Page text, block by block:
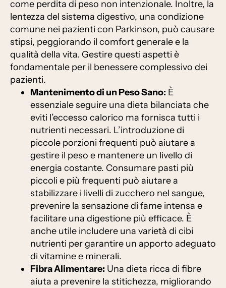
come perdita di peso non intenzionale. Inoltre, la
lentezza del sistema digestivo, una condizione
comune nei pazienti con Parkinson, può causare
stipsi, peggiorando il comfort generale e la
qualità della vita. Gestire questi aspetti è
fondamentale per il benessere complessivo dei
pazienti.
Mantenimento di un Peso Sano: È
essenziale seguire una dieta bilanciata che
eviti l’eccesso calorico ma fornisca tutti i
nutrienti necessari. L’introduzione di
piccole porzioni frequenti può aiutare a
gestire il peso e mantenere un livello di
energia costante. Consumare pasti più
piccoli e più frequenti può aiutare a
stabilizzare i livelli di zucchero nel sangue,
prevenire la sensazione di fame intensa e
facilitare una digestione più efficace. È
anche utile includere una varietà di cibi
nutrienti per garantire un apporto adeguato
di vitamine e minerali.
Fibra Alimentare: Una dieta ricca di fibre
aiuta a prevenire la stitichezza, migliorando